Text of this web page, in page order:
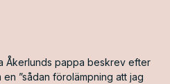
Åkerlunds pappa beskrev efter
”sådan förolämpning att jag